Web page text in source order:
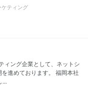
ティング
ィング企業として、ネットシ
進めております。 福岡本社
...